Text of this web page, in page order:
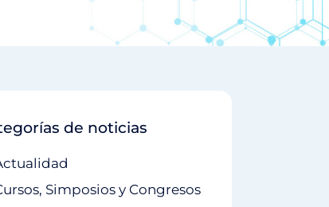
de noticias
Simposios y Congresos